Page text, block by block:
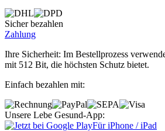
Sicher bezahlen
Zahlung
Ihre Sicherheit: Im Bestellprozess
mit 512 Bit, die höchsten Schutz bietet.
Einfach bezahlen mit:
Unsere Lebe Gesund-App:
Für iPhone / iPad